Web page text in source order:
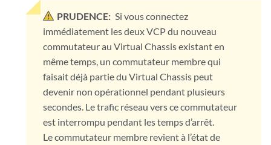
PRUDENCE: Si vous connectez
immédiatement les deux VCP du nouveau
commutateur au Virtual Chassis existant en
même temps, un commutateur membre qui
faisait déjà partie du Virtual Chassis peut
devenir non opérationnel pendant plusieurs
secondes. Le trafic réseau vers ce commutateur
est interrompu pendant les temps d’arrêt.
Le commutateur membre revient à l’état de